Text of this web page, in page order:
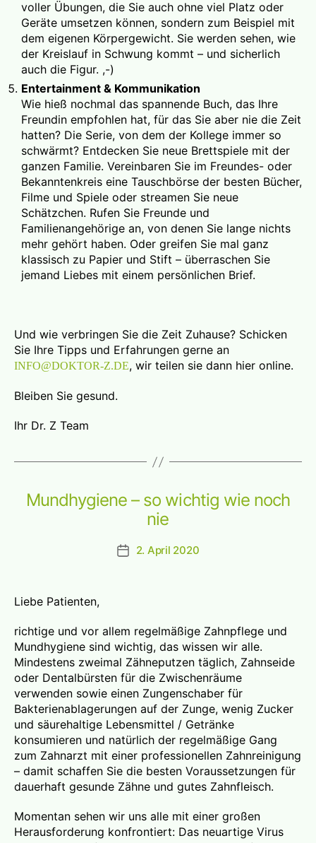
voller Übungen, die Sie auch ohne viel Platz oder
Geräte umsetzen können, sondern zum Beispiel mit
dem eigenen Körpergewicht. Sie werden sehen, wie
der Kreislauf in Schwung kommt – und sicherlich
auch die Figur. ,-)
Entertainment & Kommunikation
Wie hieß nochmal das spannende Buch, das Ihre
Freundin empfohlen hat, für das Sie aber nie die Zeit
hatten? Die Serie, von dem der Kollege immer so
schwärmt? Entdecken Sie neue Brettspiele mit der
ganzen Familie. Vereinbaren Sie im Freundes- oder
Bekanntenkreis eine Tauschbörse der besten Bücher,
Filme und Spiele oder streamen Sie neue
Schätzchen. Rufen Sie Freunde und
Familienangehörige an, von denen Sie lange nichts
mehr gehört haben. Oder greifen Sie mal ganz
klassisch zu Papier und Stift – überraschen Sie
jemand Liebes mit einem persönlichen Brief.
Und wie verbringen Sie die Zeit Zuhause? Schicken
Sie Ihre Tipps und Erfahrungen gerne an
INFO@DOKTOR-Z.DE, wir teilen sie dann hier online.
Bleiben Sie gesund.
Ihr Dr. Z Team
Mundhygiene – so wichtig wie noch
nie
Beitragsdatum
2. April 2020
Liebe Patienten,
richtige und vor allem regelmäßige Zahnpflege und
Mundhygiene sind wichtig, das wissen wir alle.
Mindestens zweimal Zähneputzen täglich, Zahnseide
oder Dentalbürsten für die Zwischenräume
verwenden sowie einen Zungenschaber für
Bakterienablagerungen auf der Zunge, wenig Zucker
und säurehaltige Lebensmittel / Getränke
konsumieren und natürlich der regelmäßige Gang
zum Zahnarzt mit einer professionellen Zahnreinigung
– damit schaffen Sie die besten Voraussetzungen für
dauerhaft gesunde Zähne und gutes Zahnfleisch.
Momentan sehen wir uns alle mit einer großen
Herausforderung konfrontiert: Das neuartige Virus